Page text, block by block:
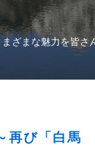
ざまな魅力を皆さ
び「白馬